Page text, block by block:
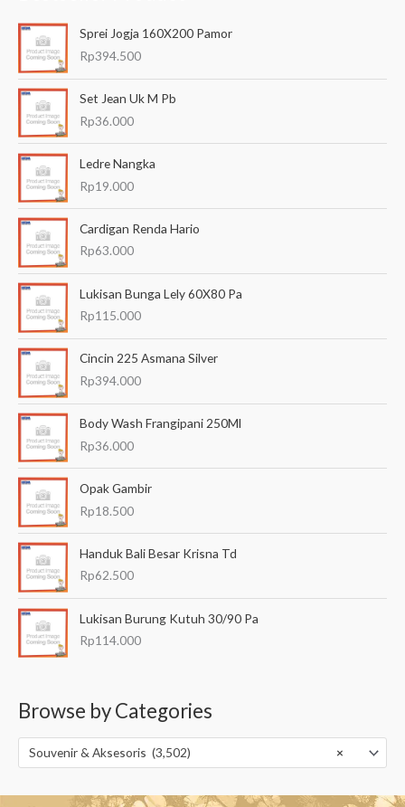
a
u
n
u
Sprei Jogja 160X200 Pamor
Rp394.500
Set Jean Uk M Pb
Rp36.000
Ledre Nangka
Rp19.000
Cardigan Renda Hario
Rp63.000
Lukisan Bunga Lely 60X80 Pa
Rp115.000
Cincin 225 Asmana Silver
Rp394.000
Body Wash Frangipani 250Ml
Rp36.000
Opak Gambir
Rp18.500
Handuk Bali Besar Krisna Td
Rp62.500
Lukisan Burung Kutuh 30/90 Pa
Rp114.000
Browse by Categories
×
Souvenir & Aksesoris (3,502)